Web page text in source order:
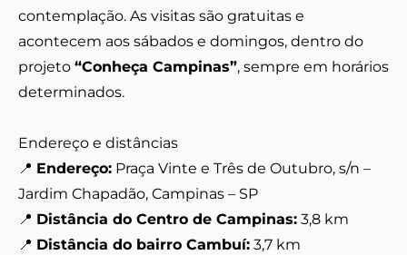
contemplação. As visitas são gratuitas e
acontecem aos sábados e domingos, dentro do
projeto “Conheça Campinas”, sempre em horários
determinados.
Endereço e distâncias
📍 Endereço: Praça Vinte e Três de Outubro, s/n –
Jardim Chapadão, Campinas – SP
📍 Distância do Centro de Campinas: 3,8 km
📍 Distância do bairro Cambuí: 3,7 km